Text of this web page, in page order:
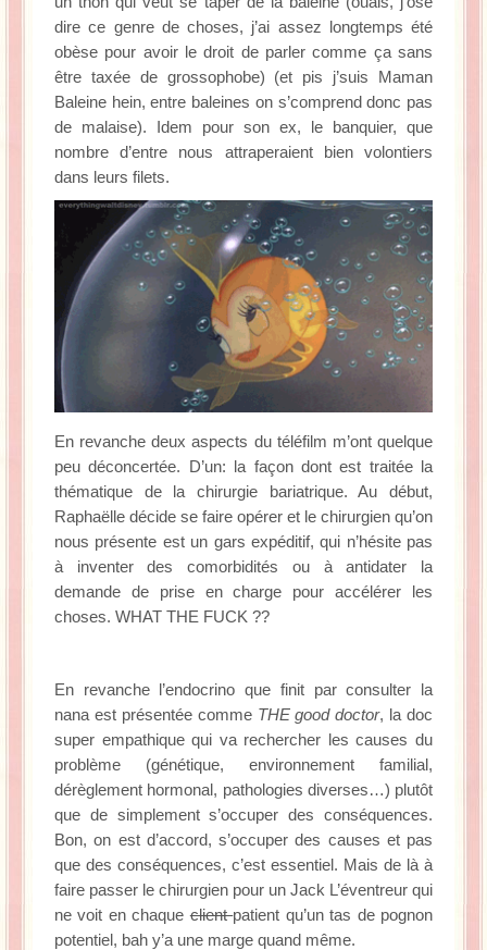
dire ce genre de choses, j’ai assez longtemps été
obèse pour avoir le droit de parler comme ça sans
être taxée de grossophobe) (et pis j’suis Maman
Baleine hein, entre baleines on s’comprend donc pas
de malaise). Idem pour son ex, le banquier, que
nombre d’entre nous attraperaient bien volontiers
dans leurs filets.
En revanche deux aspects du téléfilm m’ont quelque
peu déconcertée. D’un: la façon dont est traitée la
thématique de la chirurgie bariatrique. Au début,
Raphaëlle décide se faire opérer et le chirurgien qu’on
nous présente est un gars expéditif, qui n’hésite pas
à inventer des comorbidités ou à antidater la
demande de prise en charge pour accélérer les
choses. WHAT THE FUCK ??
En revanche l’endocrino que finit par consulter la
nana est présentée comme THE good doctor, la doc
super empathique qui va rechercher les causes du
problème (génétique, environnement familial,
dérèglement hormonal, pathologies diverses…) plutôt
que de simplement s’occuper des conséquences.
Bon, on est d’accord, s’occuper des causes et pas
que des conséquences, c’est essentiel. Mais de là à
faire passer le chirurgien pour un Jack L’éventreur qui
ne voit en chaqueclientpatient qu’un tas de pognon
potentiel, bah y’a une marge quand même.